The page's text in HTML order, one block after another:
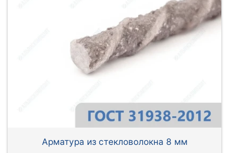
Арматура из стекловолокна 8 мм